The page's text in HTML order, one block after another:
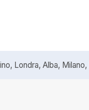
Londra, Alba,